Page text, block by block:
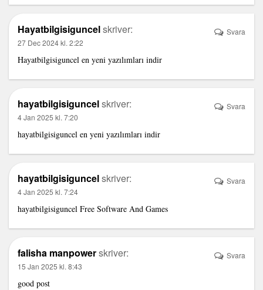
Hayatbilgisiguncelskriver:
27 Dec 2024 kl. 2:22
Hayatbilgisiguncel en yeni yazılımları indir
Svara
hayatbilgisiguncelskriver:
4 Jan 2025 kl. 7:20
hayatbilgisiguncel en yeni yazılımları indir
Svara
hayatbilgisiguncelskriver:
4 Jan 2025 kl. 7:24
hayatbilgisiguncel Free Software And Games
Svara
falisha manpowerskriver:
15 Jan 2025 kl. 8:43
good post
Svara